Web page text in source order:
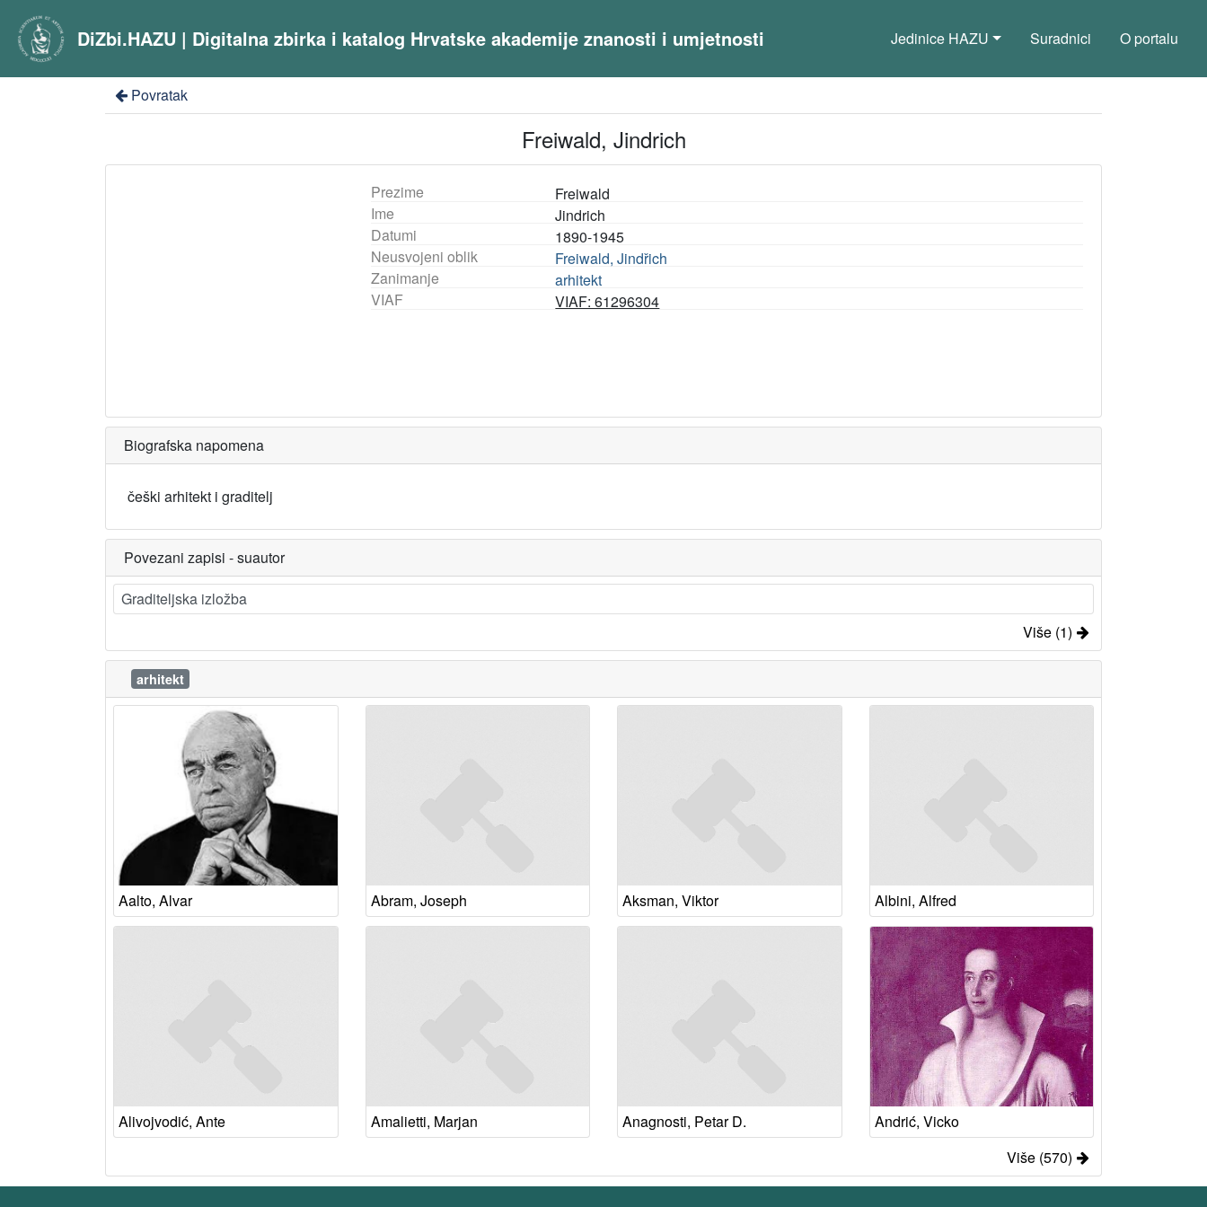
DiZbi.HAZU | Digitalna zbirka i katalog Hrvatske akademije znanosti i umjetnosti Jedinice HAZU Suradnici O portalu
Povratak
Freiwald, Jindrich
Prezime
Freiwald
Ime
Jindrich
Datumi
1890-1945
Neusvojeni oblik
Freiwald, Jindřich
Zanimanje
arhitekt
VIAF
VIAF: 61296304
Biografska napomena
češki arhitekt i graditelj
Povezani zapisi - suautor
Graditeljska izložba
Više (1)
arhitekt
Aalto, Alvar Abram, Joseph Aksman, Viktor Albini, Alfred
Alivojvodić, Ante Amalietti, Marjan Anagnosti, Petar D.
Andrić, Vicko
Više (570)